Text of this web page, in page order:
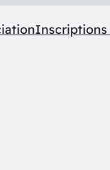
Inscriptions